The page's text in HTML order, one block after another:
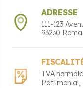
ADRESSE
111-123
93230
TVA normale
Patrimonial